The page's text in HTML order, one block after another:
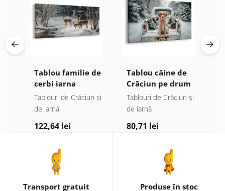
Tablou familie de
cerbi iarna
Tablouri de Crăciun și
de iarnă
122,64 lei
Tablou câine de
Crăciun pe drum
înzăpezit
Tablouri de Crăciun și
de iarnă
80,71 lei
Transport gratuit Produse în stoc